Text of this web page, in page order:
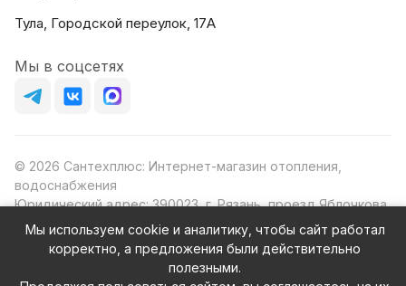
Тула, Городской переулок, 17А
Мы в соцсетях
© 2026 Сантехплюс: Интернет-магазин отопления,
водоснабжения
Юридический адрес: 390023, г. Рязань, проезд Яблочкова,
д.8Ж
ИНН/КПП: 6230087631/623001001
ОГРН: 1156230000080
Мы используем cookie и аналитику, чтобы сайт работал
корректно, а предложения были действительно
полезными.